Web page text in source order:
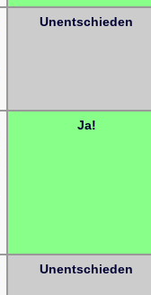
Unentschieden
Ja!
Unentschieden